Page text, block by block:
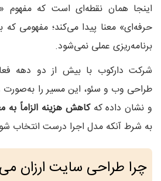
اینجا همان نقطه‌ای است که مفهوم
حرفه‌ای» معنا پیدا می‌کند؛ مفهومی
برنامه‌ریزی عملی نمی‌شود.
شرکت دارکوب با بیش از دو دهه
طراحی وب و سئو، این مسیر را به‌صورت
و نشان داده کهکاهش هزینه الزاماً
به شرط آنکه مدل اجرا درست انتخاب
چرا طراحی سایت ارزان